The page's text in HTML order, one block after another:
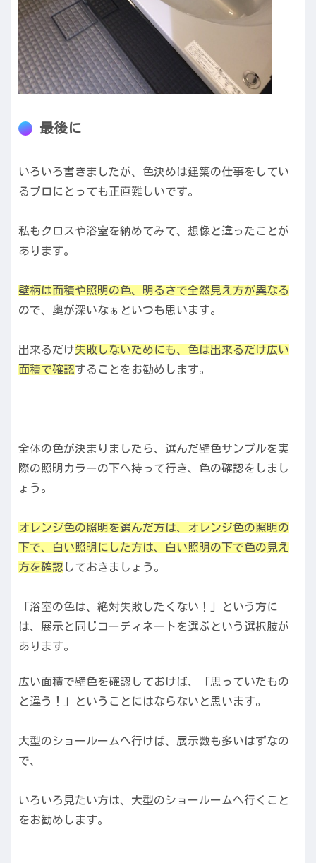
最後に
いろいろ書きましたが、色決めは建築の仕事をしてい
るプロにとっても正直難しいです。
私もクロスや浴室を納めてみて、想像と違ったことが
あります。
壁柄は面積や照明の色、明るさで全然見え方が異なる
ので、奥が深いなぁといつも思います。
出来るだけ失敗しないためにも、色は出来るだけ広い
面積で確認することをお勧めします。
全体の色が決まりましたら、選んだ壁色サンプルを実
際の照明カラーの下へ持って行き、色の確認をしまし
ょう。
オレンジ色の照明を選んだ方は、オレンジ色の照明の
下で、白い照明にした方は、白い照明の下で色の見え
方を確認 しておきましょう。
「浴室の色は、絶対失敗したくない！」という方に
は、展示と同じコーディネートを選ぶという選択肢が
あります。
広い面積で壁色を確認しておけば、「思っていたもの
と違う！」ということにはならないと思います。
大型のショールームへ行けば、展示数も多いはずなの
で、
いろいろ見たい方は、大型のショールームへ行くこと
をお勧めします。